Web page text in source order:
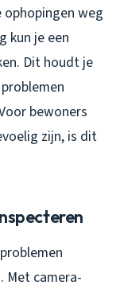
weg
kun je een
Dit houdt je
bewoners
zijn, is dit
Met camera-